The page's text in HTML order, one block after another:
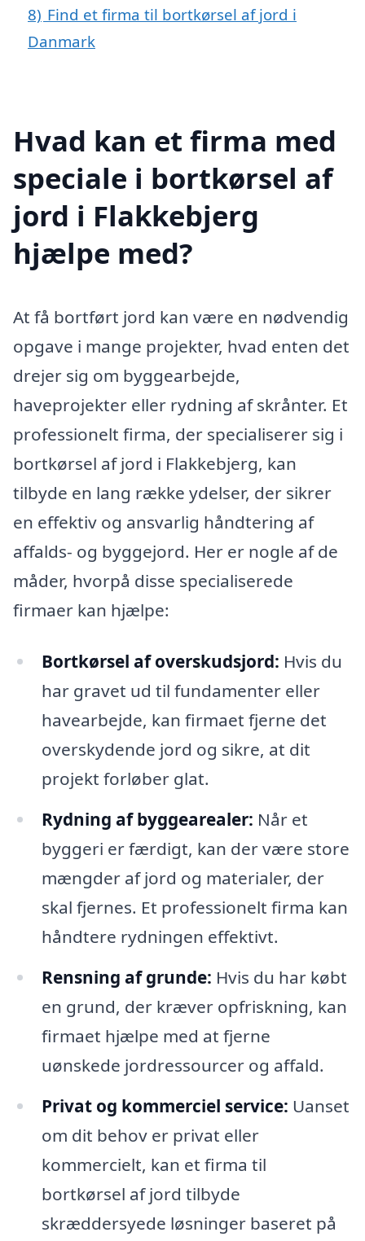
8) Find et firma til bortkørsel af jord i
Danmark
Hvad kan et firma med
speciale i bortkørsel af
jord i Flakkebjerg
hjælpe med?
At få bortført jord kan være en nødvendig
opgave i mange projekter, hvad enten det
drejer sig om byggearbejde,
haveprojekter eller rydning af skrånter. Et
professionelt firma, der specialiserer sig i
bortkørsel af jord i Flakkebjerg, kan
tilbyde en lang række ydelser, der sikrer
en effektiv og ansvarlig håndtering af
affalds- og byggejord. Her er nogle af de
måder, hvorpå disse specialiserede
firmaer kan hjælpe:
Bortkørsel af overskudsjord: Hvis du
har gravet ud til fundamenter eller
havearbejde, kan firmaet fjerne det
overskydende jord og sikre, at dit
projekt forløber glat.
Rydning af byggearealer: Når et
byggeri er færdigt, kan der være store
mængder af jord og materialer, der
skal fjernes. Et professionelt firma kan
håndtere rydningen effektivt.
Rensning af grunde: Hvis du har købt
en grund, der kræver opfriskning, kan
firmaet hjælpe med at fjerne
uønskede jordressourcer og affald.
Privat og kommerciel service: Uanset
om dit behov er privat eller
kommercielt, kan et firma til
bortkørsel af jord tilbyde
skræddersyede løsninger baseret på